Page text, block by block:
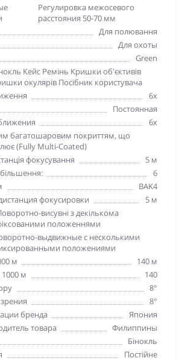
Регулировка межосевого
расстояния 50-70 мм
Для полювання
Для охоты
Green
Кейс Ремінь Кришки об'єктивів
окулярів Посібник користувача
6х
Постоянная
6х
багатошаровим покриттям, що
(Fully Multi-Coated)
фокусування
5 м
6
BAK4
фокусировки
5 м
висувні з декількома
положеннями
выдвижные с несколькими
положениями
м
140 м
м
140
8°
8°
бренда
Япония
товара
Филиппины
Бінокль
Постійне